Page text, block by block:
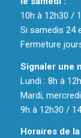
10h à 12h30 /
Si samedis 24
Fermeture
Signaler une
Lundi : 8h à
Mardi,
9h à 12h30 /
Horaires de